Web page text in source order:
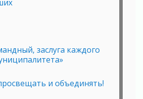
заслуга каждого
и объединять!